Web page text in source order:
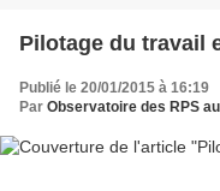
Pilotage du travail
Publié le 20/01/2015 à 16:19
Par Observatoire des RPS